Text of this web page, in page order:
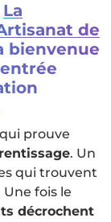
La
de
bienvenue
prouve
. Un
qui trouvent
fois le
décrochent